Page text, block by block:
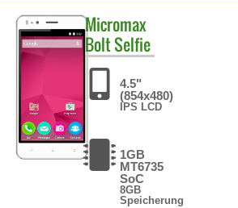
Micromax
Bolt Selfie
4.5"
(854x480)
IPS LCD
1GB
MT6735
SoC
8GB
Speicherung